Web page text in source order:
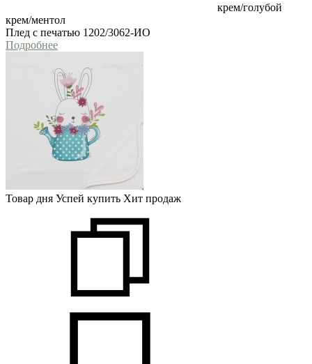
крем/голубой
крем/ментол
Плед с печатью 1202/3062-ИО
Подробнее
Товар дня Успей купить Хит продаж